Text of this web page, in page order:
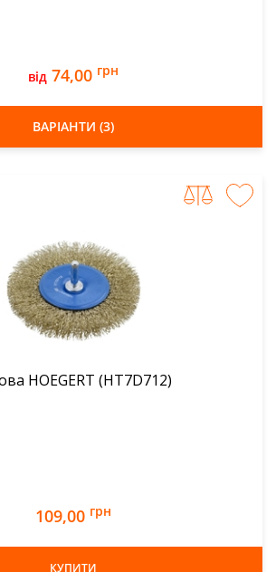
від 74,00 грн
ВАРІАНТИ (3)
Корщітка дискова HOEGERT (HT7D712)
109,00 грн
КУПИТИ